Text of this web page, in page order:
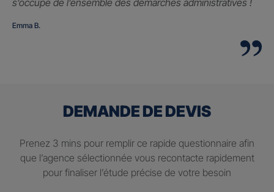
s’occupe de l’ensemble des démarches administratives !
Emma B.
DEMANDE DE DEVIS
Prenez 3 mins pour remplir ce rapide questionnaire afin
que l’agence sélectionnée vous recontacte rapidement
pour finaliser l’étude précise de votre besoin